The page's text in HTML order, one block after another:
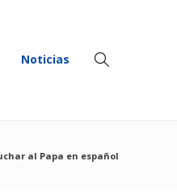
Noticias
al Papa en español